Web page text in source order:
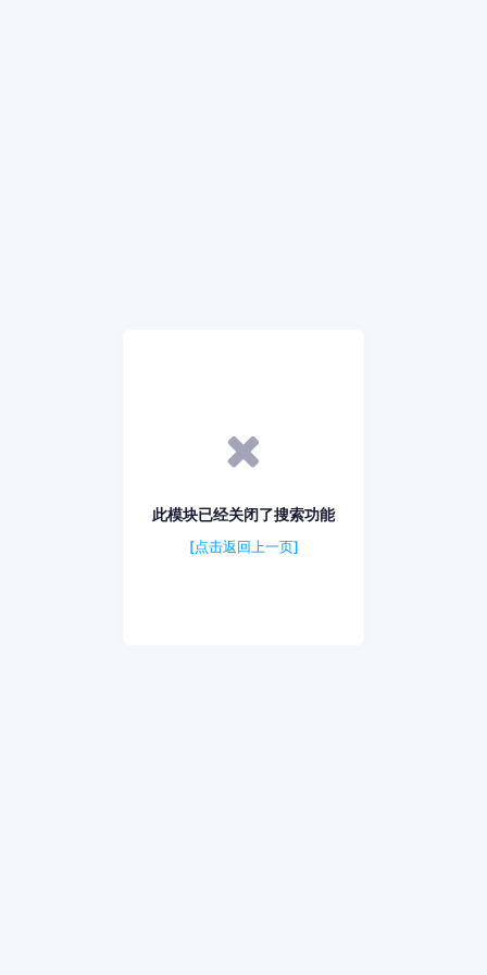
此模块已经关闭了搜索功能
[点击返回上一页]